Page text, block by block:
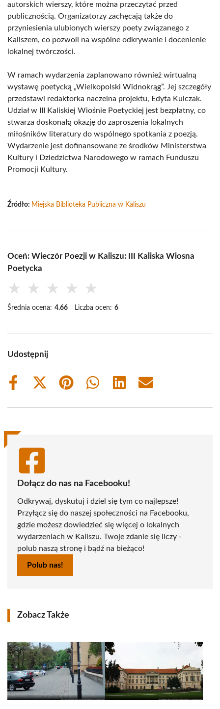
autorskich wierszy, które można przeczytać przed
publicznością. Organizatorzy zachęcają także do
przyniesienia ulubionych wierszy poety związanego z
Kaliszem, co pozwoli na wspólne odkrywanie i docenienie
lokalnej twórczości.
W ramach wydarzenia zaplanowano również wirtualną
wystawę poetycką „Wielkopolski Widnokrąg”. Jej szczegóły
przedstawi redaktorka naczelna projektu, Edyta Kulczak.
Udział w III Kaliskiej Wiośnie Poetyckiej jest bezpłatny, co
stwarza doskonałą okazję do zaproszenia lokalnych
miłośników literatury do wspólnego spotkania z poezją.
Wydarzenie jest dofinansowane ze środków Ministerstwa
Kultury i Dziedzictwa Narodowego w ramach Funduszu
Promocji Kultury.
Źródło: Miejska Biblioteka Publiczna w Kaliszu
Oceń: Wieczór Poezji w Kaliszu: III Kaliska Wiosna
Poetycka
★ ★ ★ ★ ★
Średnia ocena: 4.66 Liczba ocen: 6
Udostępnij
Share
Share
(Twitter)
Share
Share
Share
Share
Dołącz do nas na Facebooku!
Odkrywaj, dyskutuj i dziel się tym co najlepsze!
Przyłącz się do naszej społeczności na Facebooku,
gdzie możesz dowiedzieć się więcej o lokalnych
wydarzeniach w Kaliszu. Twoje zdanie się liczy -
polub naszą stronę i bądź na bieżąco!
Polub nas!
Zobacz Także